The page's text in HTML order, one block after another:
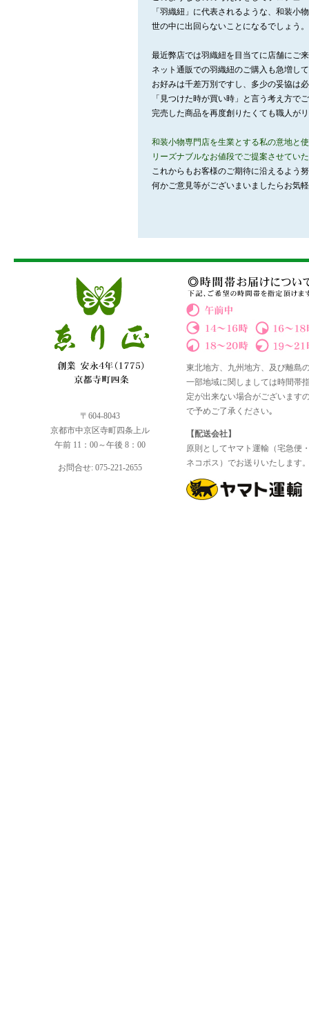
「羽織紐」に代表されるような、和装小
世の中に出回らないことになるでしょう。
最近弊店では羽織紐を目当てに店舗にご
ネット通販での羽織紐のご購入も急増し
お好みは千差万別ですし、多少の妥協は
「見つけた時が買い時」と言う考え方で
完売した商品を再度創りたくても職人が
和装小物専門店を生業とする私の意地と
リーズナブルなお値段でご提案させてい
これからもお客様のご期待に沿えるよう
何かご意見等がございまいましたらお気
〒604-8043
京都市中京区寺町四条上ル
午前 11：00～午後 8：00
お問合せ: 075-221-2655
東北地方、九州地方、及び離島
一部地域に関しましては時間帯
定が出来ない場合がございます
で予めご了承ください｡
【配送会社】
原則としてヤマト運輸（宅急便
ネコポス）でお送りいたします